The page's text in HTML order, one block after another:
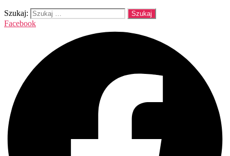
Szukaj:
Facebook